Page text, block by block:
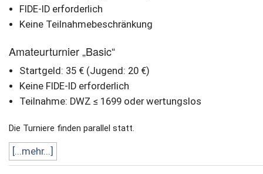
FIDE-ID erforderlich
Keine Teilnahmebeschränkung
Amateurturnier „Basic“
Startgeld: 35 € (Jugend: 20 €)
Keine FIDE-ID erforderlich
Teilnahme: DWZ ≤ 1699 oder wertungslos
Die Turniere finden parallel statt.
[...mehr...]